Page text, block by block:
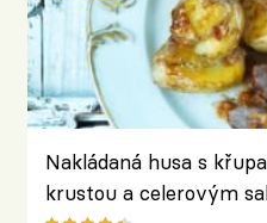
Nakládaná husa s
krustou a celerovým